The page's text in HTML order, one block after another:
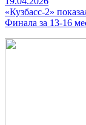
«Кузбасс-2»
Финала за 13-16